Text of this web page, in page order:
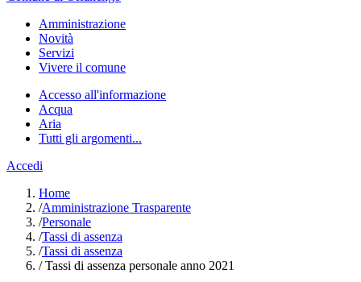
Amministrazione
Novità
Servizi
Vivere il comune
Accesso all'informazione
Acqua
Aria
Tutti gli argomenti...
Accedi
Home
/Amministrazione Trasparente
/Personale
/Tassi di assenza
/Tassi di assenza
/Tassi di assenza personale anno 2021